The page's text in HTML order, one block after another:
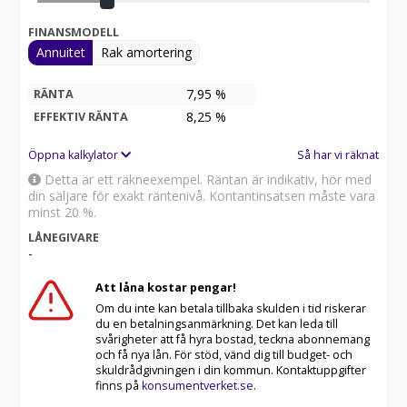
FINANSMODELL
Annuitet Rak amortering
RÄNTA 7,95 %
EFFEKTIV RÄNTA 8,25 %
Öppna kalkylator Så har vi räknat
Detta är ett räkneexempel. Räntan är indikativ, hör med
din säljare för exakt räntenivå. Kontantinsatsen måste vara
minst 20 %.
LÅNEGIVARE
-
Att låna kostar pengar!
Om du inte kan betala tillbaka skulden i tid riskerar
du en betalningsanmärkning. Det kan leda till
svårigheter att få hyra bostad, teckna abonnemang
och få nya lån. För stöd, vänd dig till budget- och
skuldrådgivningen i din kommun. Kontaktuppgifter
finns på konsumentverket.se.